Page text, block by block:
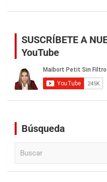
SUSCRÍBETE A
YouTube
Búsqueda